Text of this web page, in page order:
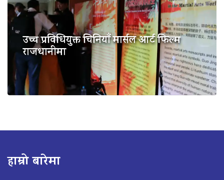
उच्च प्रविधियुक्त चिनियाँ मार्सल आर्ट फिल्म
राजधानीमा
हाम्रो बारेमा